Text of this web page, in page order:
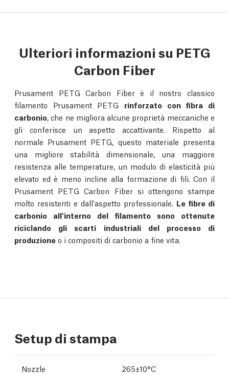
Ulteriori informazioni su PETG
Carbon Fiber
Prusament PETG Carbon Fiber è il nostro classico
filamento Prusament PETG rinforzato con fibra di
carbonio , che ne migliora alcune proprietà meccaniche e
gli conferisce un aspetto accattivante. Rispetto al
normale Prusament PETG, questo materiale presenta
una migliore stabilità dimensionale, una maggiore
resistenza alle temperature, un modulo di elasticità più
elevato ed è meno incline alla formazione di fili. Con il
Prusament PETG Carbon Fiber si ottengono stampe
molto resistenti e dall'aspetto professionale. Le fibre di
carbonio all'interno del filamento sono ottenute
riciclando gli scarti industriali del processo di
produzione o i compositi di carbonio a fine vita.
Setup di stampa
Nozzle 265±10°C